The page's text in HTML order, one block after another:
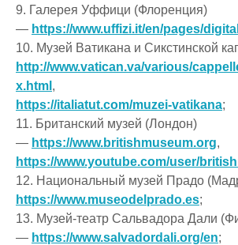
9. Галерея Уффици (Флоренция)
— https://www.uffizi.it/en/pages/
10. Музей Ватикана и Сикстинской
http://www.vatican.va/various/
x.html ,
https://italiatut.com/muzei-vatikana;
11. Британский музей (Лондон)
— https://www.britishmuseum.org,
https://www.youtube.com/user/
12. Национальный музей Прадо
https://www.museodelprado.es;
13. Музей-театр Сальвадора Дали
— https://www.salvadordali.org/en;